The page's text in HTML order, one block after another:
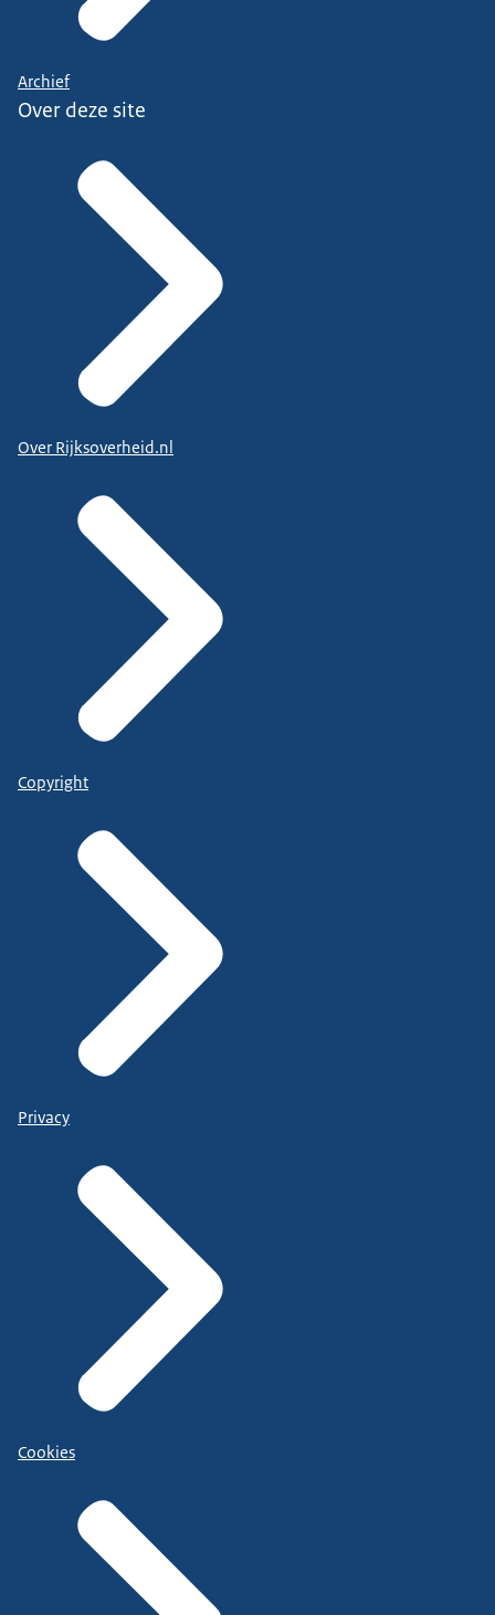
Archief
Over deze site
Over Rijksoverheid.nl
Copyright
Privacy
Cookies